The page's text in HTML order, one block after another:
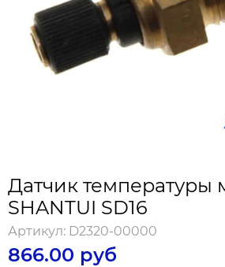
Датчик температуры
SHANTUI SD16
Артикул: D2320-00000
866.00 руб